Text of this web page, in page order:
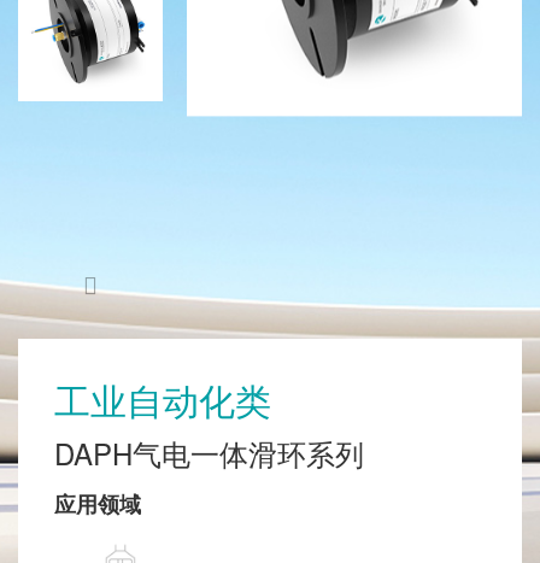
工业自动化类
DAPH气电一体滑环系列
应用领域